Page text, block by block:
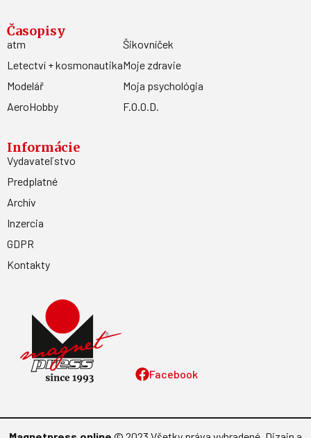
Facebook
Časopisy
atm
Letectví + kosmonautika
Modelář
AeroHobby
Šikovníček
Moje zdravie
Moja psychológia
F.O.O.D.
Informácie
Vydavateľstvo
Predplatné
Archív
Inzercia
GDPR
Kontakty